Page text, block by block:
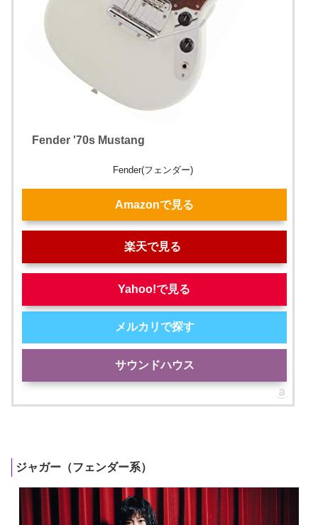
Fender '70s Mustang
Fender(フェンダー)
Amazonで見る
楽天で見る
Yahoo!で見る
メルカリで探す
サウンドハウス
ジャガー（フェンダー系）